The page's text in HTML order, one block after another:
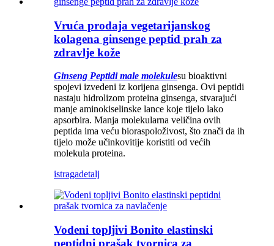
Vruća prodaja vegetarijanskog
kolagena ginsenge peptid prah za
zdravlje kože
Ginseng Peptidi male molekulesu bioaktivni
spojevi izvedeni iz korijena ginsenga. Ovi peptidi
nastaju hidrolizom proteina ginsenga, stvarajući
manje aminokiselinske lance koje tijelo lako
apsorbira. Manja molekularna veličina ovih
peptida ima veću bioraspoloživost, što znači da ih
tijelo može učinkovitije koristiti od većih
molekula proteina.
istragadetalj
Vodeni topljivi Bonito elastinski
peptidni prašak tvornica za